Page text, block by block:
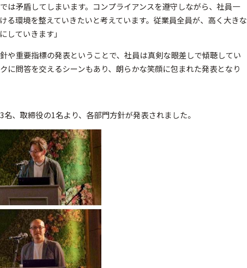
は矛盾してしまいます。コンプライアンスを遵守しながら、社員一
る環境を整えていきたいと考えています。従業員全員が、高く大きな
していきます」
や重要指標の発表ということで、社員は真剣な眼差しで傾聴してい
に問答を交えるシーンもあり、朗らかな笑顔に包まれた発表となり
、取締役の1名より、各部門方針が発表されました。